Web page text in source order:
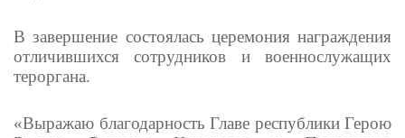
В завершение состоялась церемония награждения
отличившихся сотрудников и военнослужащих
тероргана.
«Выражаю благодарность Главе республики Герою